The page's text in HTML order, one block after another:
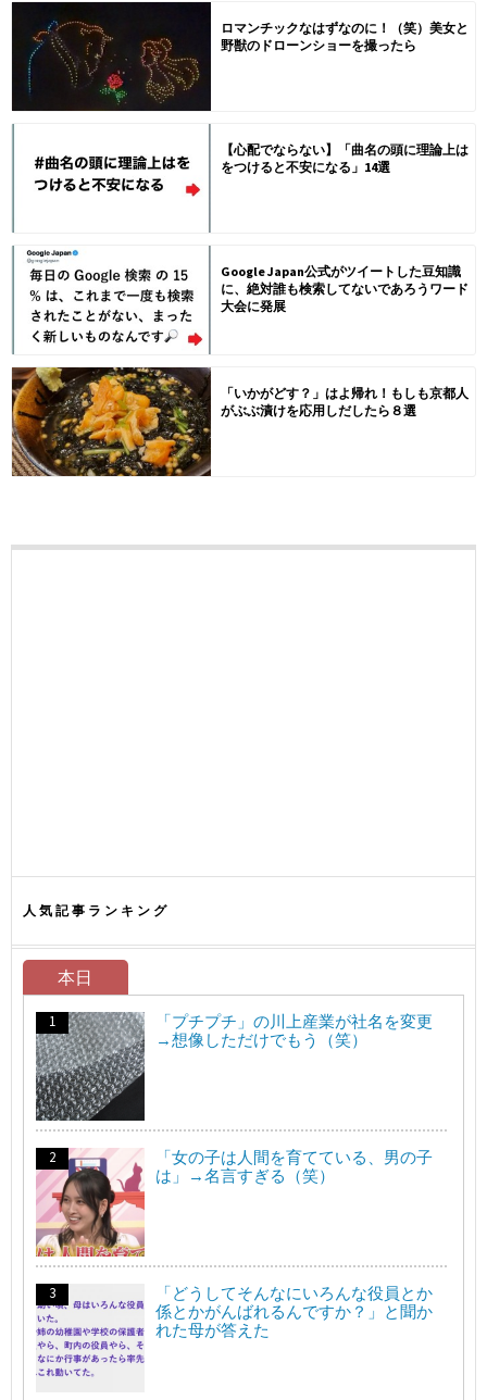
ロマンチックなはずなのに！（笑）美女と
野獣のドローンショーを撮ったら
【心配でならない】「曲名の頭に理論上は
をつけると不安になる」14選
Google Japan公式がツイートした豆知識
に、絶対誰も検索してないであろうワード
大会に発展
「いかがどす？」はよ帰れ！もしも京都人
がぶぶ漬けを応用しだしたら８選
人気記事ランキング
本日
「プチプチ」の川上産業が社名を変更
→想像しただけでもう（笑）
「女の子は人間を育てている、男の子
は」→名言すぎる（笑）
「どうしてそんなにいろんな役員とか
係とかがんばれるんですか？」と聞か
れた母が答えた